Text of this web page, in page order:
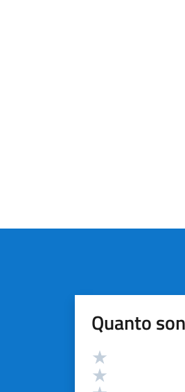
Quanto
Valutazione